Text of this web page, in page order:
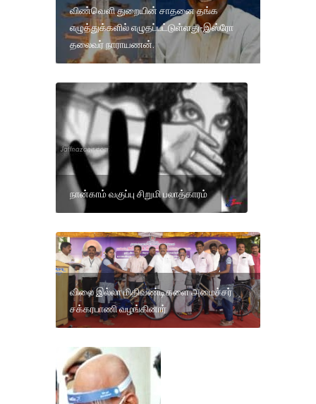
விண்வெளி துறையின் சாதனை தங்க
எழுத்துக்களில் எழுதப்பட்டுள்ளது-இஸ்ரோ
தலைவர் நாராயணன்.
நான்காம் வகுப்பு சிறுமி பலாத்காரம்
விலை இல்லா மிதிவண்டிகளை அமைச்சர்
சக்கரபாணி வழங்கினார்